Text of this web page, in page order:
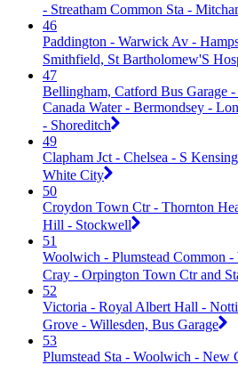
- Streatham Common Sta -
46
Paddington - Warwick Av -
Smithfield, St Bartholomew'S
47
Bellingham, Catford Bus Garage
Canada Water - Bermondsey -
- Shoreditch
49
Clapham Jct - Chelsea - S
White City
50
Croydon Town Ctr - Thornton
Hill - Stockwell
51
Woolwich - Plumstead Common
Cray - Orpington Town Ctr and
52
Victoria - Royal Albert Hall -
Grove - Willesden, Bus Garage
53
Plumstead Sta - Woolwich - New